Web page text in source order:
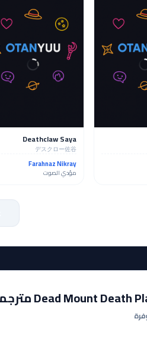
Deathclaw Saya
デスクロー佐谷
Farahnaz Nikray
مؤدي الصوت